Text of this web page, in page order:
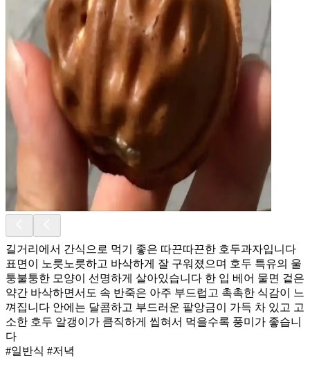
길거리에서 간식으로 먹기 좋은 따끈따끈한 호두과자입니다
표면이 노릇노릇하고 바삭하게 잘 구워졌으며 호두 특유의 울
퉁불퉁한 모양이 선명하게 살아있습니다 한 입 베어 물면 겉은
약간 바삭하면서도 속 반죽은 아주 부드럽고 촉촉한 식감이 느
껴집니다 안에는 달콤하고 부드러운 팥앙금이 가득 차 있고 고
소한 호두 알갱이가 큼직하게 씹혀서 먹을수록 풍미가 좋습니
다
#일반식 #저녁